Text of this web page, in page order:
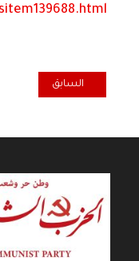
المقال السابق:
السابق